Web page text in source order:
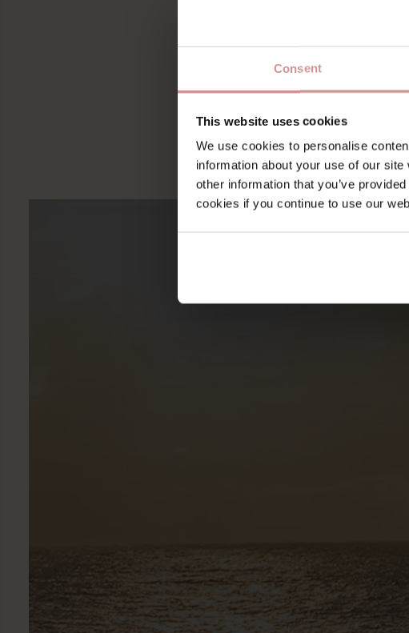
Consent
This website uses cookies
We use cookies to personalise
information about your use of our
other information that you’ve
cookies if you continue to use our